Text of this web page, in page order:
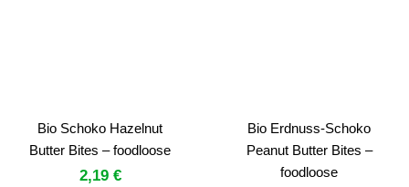
Bio Schoko Hazelnut
Butter Bites – foodloose
2,19 €
Bio Erdnuss-Schoko
Peanut Butter Bites –
foodloose